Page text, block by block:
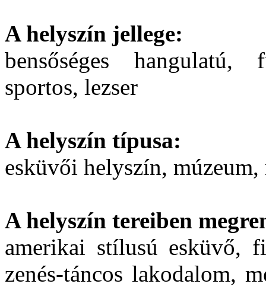
A helyszín jellege:
bensőséges
sportos, lezser
A helyszín típusa:
esküvői helyszín, múzeum,
A helyszín tereiben
amerikai stílusú esküvő,
zenés-táncos lakodalom,